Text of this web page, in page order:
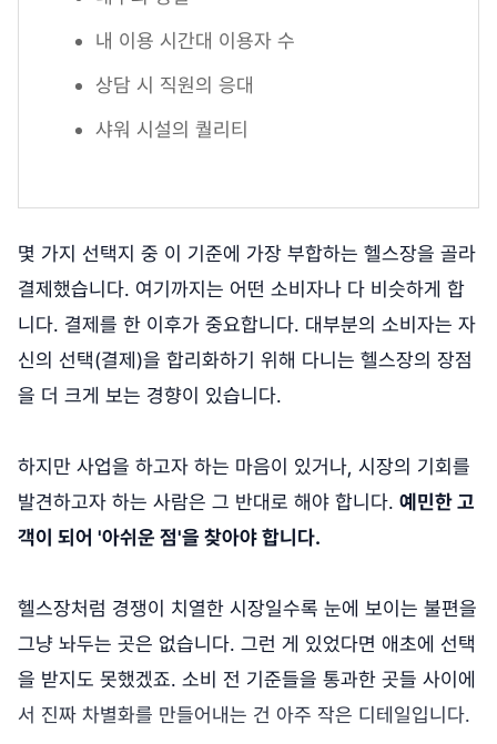
내 이용 시간대 이용자 수
상담 시 직원의 응대
샤워 시설의 퀄리티
몇 가지 선택지 중 이 기준에 가장 부합하는 헬스장을 골라
결제했습니다. 여기까지는 어떤 소비자나 다 비슷하게 합
니다. 결제를 한 이후가 중요합니다. 대부분의 소비자는 자
신의 선택(결제)을 합리화하기 위해 다니는 헬스장의 장점
을 더 크게 보는 경향이 있습니다.
하지만 사업을 하고자 하는 마음이 있거나, 시장의 기회를
발견하고자 하는 사람은 그 반대로 해야 합니다. 예민한 고
객이 되어 '아쉬운 점'을 찾아야 합니다.
헬스장처럼 경쟁이 치열한 시장일수록 눈에 보이는 불편을
그냥 놔두는 곳은 없습니다. 그런 게 있었다면 애초에 선택
을 받지도 못했겠죠. 소비 전 기준들을 통과한 곳들 사이에
서 진짜 차별화를 만들어내는 건 아주 작은 디테일입니다.